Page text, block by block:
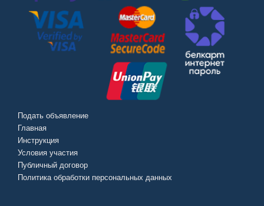
Подать объявление
Главная
Инструкция
Условия участия
Публичный договор
Политика обработки персональных данных